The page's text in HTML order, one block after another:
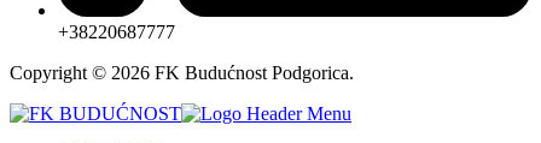
+38220687777
Copyright © 2026 FK Budućnost Podgorica.